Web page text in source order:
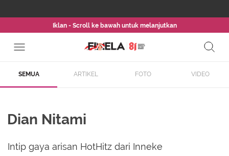
Iklan - Scroll ke bawah untuk melanjutkan
SEMUA ARTIKEL FOTO VIDEO
Dian Nitami
Intip gaya arisan HotHitz dari Inneke